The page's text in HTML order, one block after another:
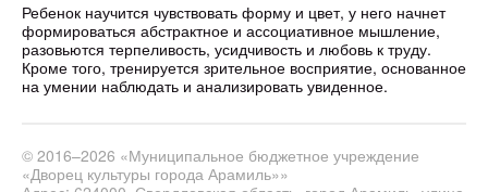
Ребенок научится чувствовать форму и цвет, у него начнет
формироваться абстрактное и ассоциативное мышление,
разовьются терпеливость, усидчивость и любовь к труду.
Кроме того, тренируется зрительное восприятие, основанное
на умении наблюдать и анализировать увиденное.
© 2016–2026 «Муниципальное бюджетное учреждение
«Дворец культуры города Арамиль»»